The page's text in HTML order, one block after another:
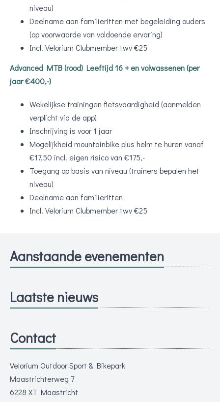
niveau)
Deelname aan familieritten met begeleiding ouders
(op voorwaarde van voldoende ervaring)
Incl. Velorium Clubmember twv €25
Advanced MTB (rood) Leeftijd 16 + en volwassenen (per
jaar €400,-)
Wekelijkse trainingen fietsvaardigheid (aanmelden
verplicht via de app)
Inschrijving is voor 1 jaar
Mogelijkheid mountainbike plus helm te huren vanaf
€17,50 incl. eigen risico van €175,-
Toegang op basis van niveau (trainers bepalen het
niveau)
Deelname aan familieritten
Incl. Velorium Clubmember twv €25
Aanstaande evenementen
Laatste nieuws
Contact
Velorium Outdoor Sport & Bikepark
Maastrichterweg 7
6228 XT Maastricht